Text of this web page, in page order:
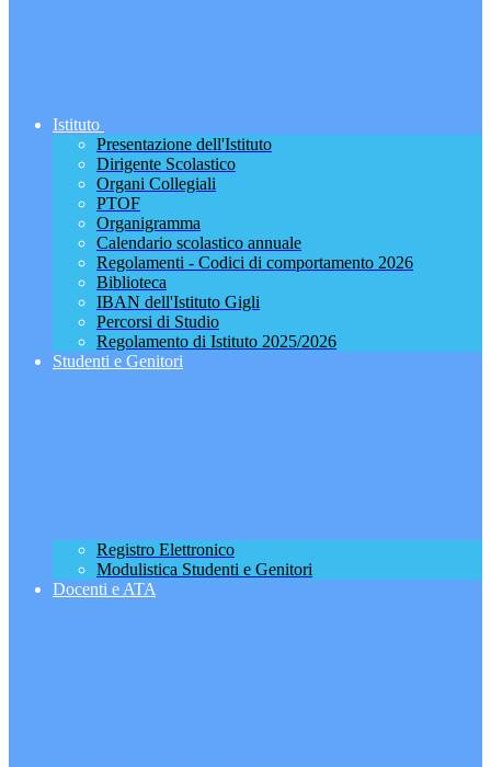
Istituto
Presentazione dell'Istituto
Dirigente Scolastico
Organi Collegiali
PTOF
Organigramma
Calendario scolastico annuale
Regolamenti - Codici di comportamento 2026
Biblioteca
IBAN dell'Istituto Gigli
Percorsi di Studio
Regolamento di Istituto 2025/2026
Studenti e Genitori
Registro Elettronico
Modulistica Studenti e Genitori
Docenti e ATA